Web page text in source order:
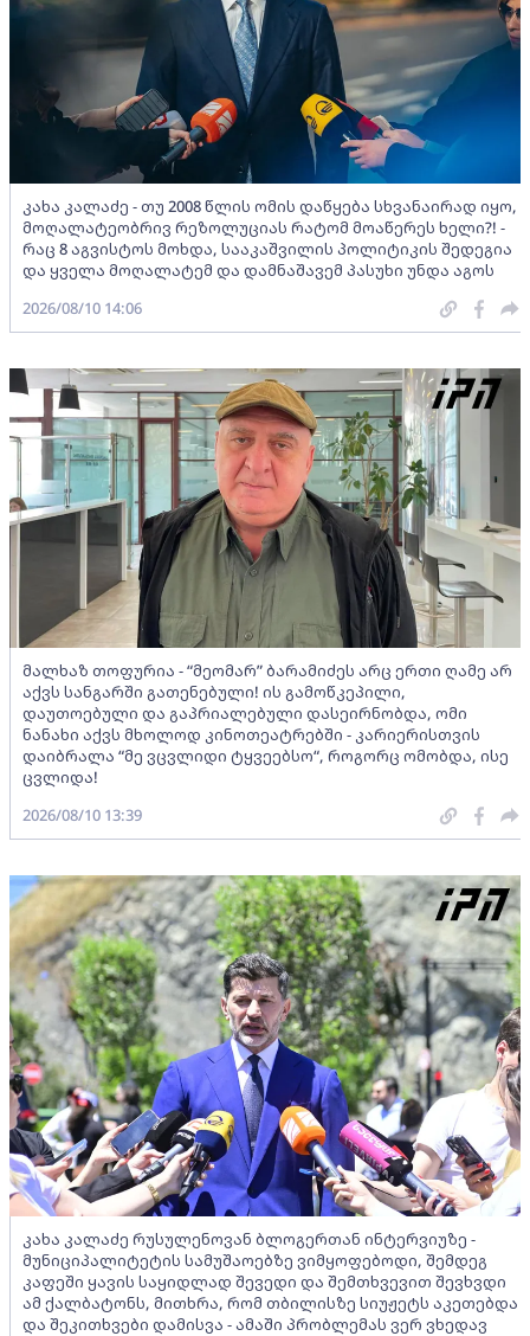
კახა კალაძე - თუ 2008 წლის ომის დაწყება სხვანაირად იყო,
მოღალატეობრივ რეზოლუციას რატომ მოაწერეს ხელი?! -
რაც 8 აგვისტოს მოხდა, სააკაშვილის პოლიტიკის შედეგია
და ყველა მოღალატემ და დამნაშავემ პასუხი უნდა აგოს
2026/08/10 14:06
მალხაზ თოფურია - “მეომარ” ბარამიძეს არც ერთი ღამე არ
აქვს სანგარში გათენებული! ის გამოწკეპილი,
დაუთოებული და გაპრიალებული დასეირნობდა, ომი
ნანახი აქვს მხოლოდ კინოთეატრებში - კარიერისთვის
დაიბრალა “მე ვცვლიდი ტყვეებსო“, როგორც ომობდა, ისე
ცვლიდა!
2026/08/10 13:39
კახა კალაძე რუსულენოვან ბლოგერთან ინტერვიუზე -
მუნიციპალიტეტის სამუშაოებზე ვიმყოფებოდი, შემდეგ
კაფეში ყავის საყიდლად შევედი და შემთხვევით შევხვდი
ამ ქალბატონს, მითხრა, რომ თბილისზე სიუჟეტს აკეთებდა
და შეკითხვები დამისვა - ამაში პრობლემას ვერ ვხედავ